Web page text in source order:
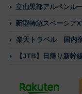
立山黒部アルペンル
新型特急スペーシア
楽天トラベル 国内
【JTB】日帰り新幹